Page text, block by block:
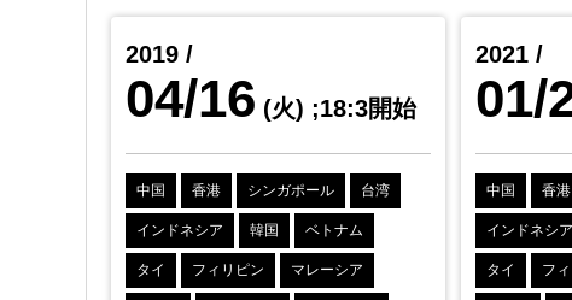
2019 /
04/16 (火) ;18:3開始
中国 香港 シンガポール 台湾
インドネシア 韓国 ベトナム
タイ フィリピン マレーシア
2021 /
01/
中国 香港
インドネシア
タイ フ